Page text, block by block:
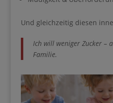
Und gleichzeitig diesen
Ich will weniger Zucker –
Familie.
Ihre Anmeldung war
Lade dir meinen